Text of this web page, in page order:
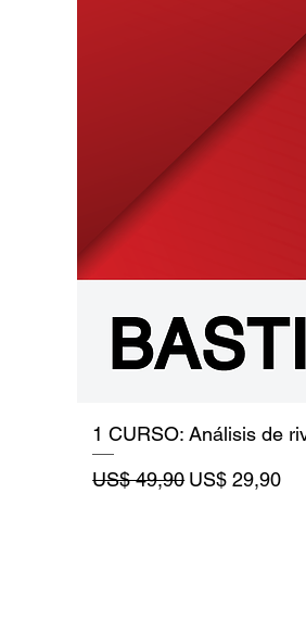
1 CURSO: Análisis de
Precio
US$ 49,90 Precio de
US$ 29,90